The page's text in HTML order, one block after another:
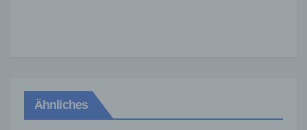
Ähnliches